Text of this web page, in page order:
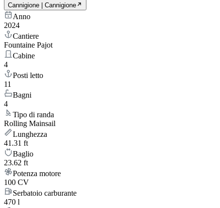
Cannigione | Cannigione
Anno
2024
Cantiere
Fountaine Pajot
Cabine
4
Posti letto
11
Bagni
4
Tipo di randa
Rolling Mainsail
Lunghezza
41.31 ft
Baglio
23.62 ft
Potenza motore
100 CV
Serbatoio carburante
470 l